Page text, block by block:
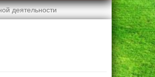
деятельности